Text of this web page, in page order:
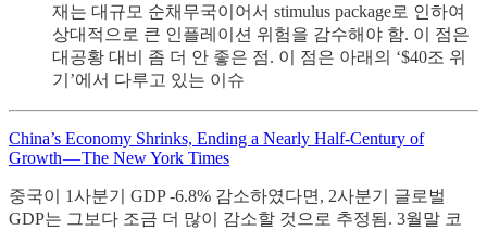
재는 대규모 순채무국이어서 stimulus package로 인하여
상대적으로 큰 인플레이션 위험을 감수해야 함. 이 점은
대공황 대비 좀 더 안 좋은 점. 이 점은 아래의 ‘$40조 위
기’에서 다루고 있는 이슈
China’s Economy Shrinks, Ending a Nearly Half-Century of
Growth — The New York Times
중국이 1사분기 GDP -6.8% 감소하였다면, 2사분기 글로벌
GDP는 그보다 조금 더 많이 감소할 것으로 추정됨. 3월말 코